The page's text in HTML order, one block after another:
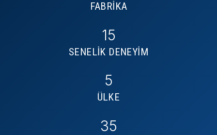
FABRİKA
15
SENELİK DENEYİM
5
ÜLKE
35